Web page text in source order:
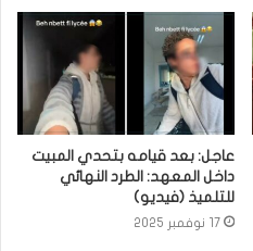
عاجل: بعد قيامه بتحدي المبيت
داخل المعهد: الطرد النهائي
للتلميذ (فيديو)
17 نوفمبر 2025